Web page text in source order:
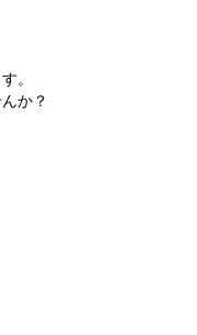
。
か？